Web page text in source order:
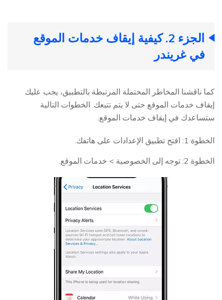
الجزء 2. كيفية إيقاف خدمات الموقع
في غريندر
كما ناقشنا المخاطر المحتملة المرتبطة بالتطبيق، يجب عليك
إيقاف خدمات الموقع حتى لا يتم تتبعك. الخطوات التالية
ستساعدك في إيقاف خدمات الموقع.
الخطوة 1: افتح تطبيق الإعدادات على هاتفك.
الخطوة 2: توجه إلى الخصوصية > خدمات الموقع.